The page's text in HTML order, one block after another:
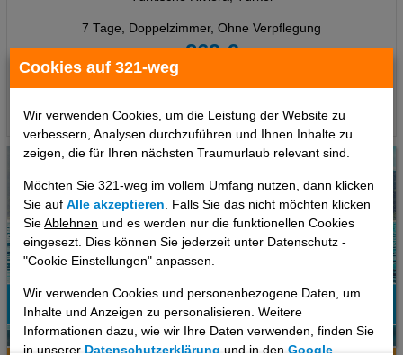
Cookies auf 321-weg
Wir verwenden Cookies, um die Leistung der Website zu
verbessern, Analysen durchzuführen und Ihnen Inhalte zu
zeigen, die für Ihren nächsten Traumurlaub relevant sind.
Möchten Sie 321-weg im vollem Umfang nutzen, dann klicken
Sie aufAlle akzeptieren . Falls Sie das nicht möchten klicken
SieAblehnen und es werden nur die funktionellen Cookies
eingesezt. Dies können Sie jederzeit unter Datenschutz -
"Cookie Einstellungen" anpassen.
Wir verwenden Cookies und personenbezogene Daten, um
Inhalte und Anzeigen zu personalisieren. Weitere
Informationen dazu, wie wir Ihre Daten verwenden, finden Sie
in unsererDatenschutzerklärung und in denGoogle
7 Tage, Doppelzimmer, Ohne Verpflegung
269 €
pro Person
Termine